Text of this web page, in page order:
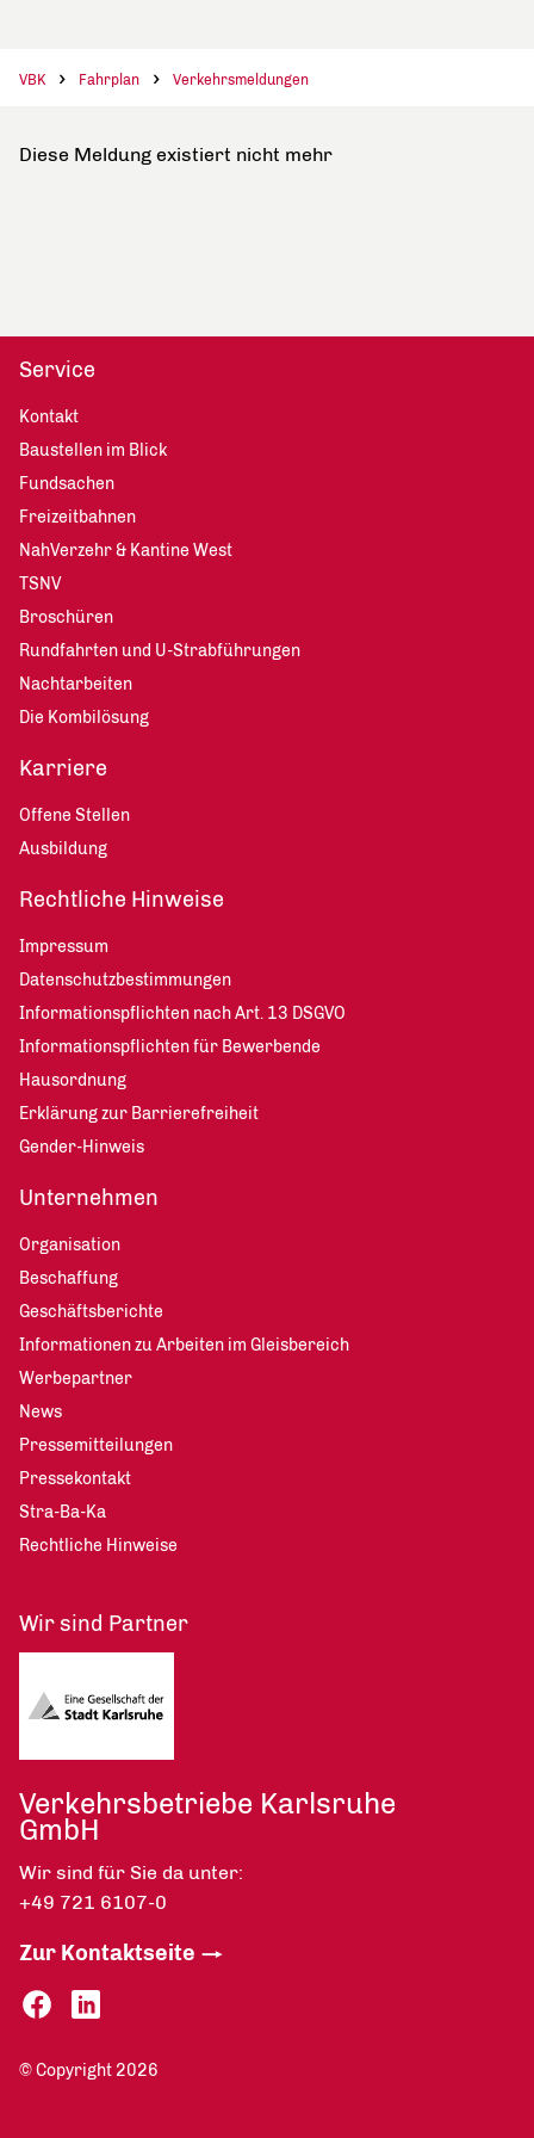
VBK Fahrplan Verkehrsmeldungen
Diese Meldung existiert nicht mehr
Service
Kontakt
Baustellen im Blick
Fundsachen
Freizeitbahnen
NahVerzehr & Kantine West
TSNV
Broschüren
Rundfahrten und U-Strabführungen
Nachtarbeiten
Die Kombilösung
Karriere
Offene Stellen
Ausbildung
Rechtliche Hinweise
Impressum
Datenschutzbestimmungen
Informationspflichten nach Art. 13 DSGVO
Informationspflichten für Bewerbende
Hausordnung
Erklärung zur Barrierefreiheit
Gender-Hinweis
Unternehmen
Organisation
Beschaffung
Geschäftsberichte
Informationen zu Arbeiten im Gleisbereich
Werbepartner
News
Pressemitteilungen
Pressekontakt
Stra-Ba-Ka
Rechtliche Hinweise
Wir sind Partner
Verkehrsbetriebe Karlsruhe
GmbH
Wir sind für Sie da unter:
+49 721 6107-0
Zur Kontaktseite
© Copyright 2026